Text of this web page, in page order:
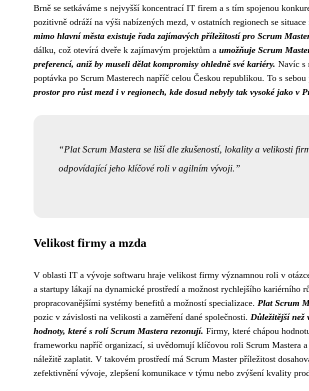
Brně se setkáváme s nejvyšší koncentrací IT firem a s tím spojenou
pozitivně odráží na výši nabízených mezd, v ostatních regionech se
mimo hlavní města existuje řada zajímavých příležitostí pro Scrum
dálku, což otevírá dveře k zajímavým projektům a umožňuje Scrum
preferencí, aniž by museli dělat kompromisy ohledně své kariéry. Navíc s
poptávka po Scrum Masterech napříč celou Českou republikou. To s
prostor pro růst mezd i v regionech, kde dosud nebyly tak vysoké jako v
Plat Scrum Mastera se liší dle zkušeností, lokality a velikosti
odpovídající jeho klíčové roli v agilním vývoji.
Velikost firmy a mzda
V oblasti IT a vývoje softwaru hraje velikost firmy významnou roli v
a startupy lákají na dynamické prostředí a možnost rychlejšího kariérního
propracovanějšími systémy benefitů a možností specializace. Plat Scrum
pozic v závislosti na velikosti a zaměření dané společnosti. Důležitější
hodnoty, které s rolí Scrum Mastera rezonují. Firmy, které chápou
frameworku napříč organizací, si uvědomují klíčovou roli Scrum Mastera
náležitě zaplatit. V takovém prostředí má Scrum Master příležitost
zefektivnění vývoje, zlepšení komunikace v týmu nebo zvýšení kvality